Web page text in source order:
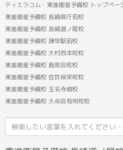
ティエラコム・東進衛星予備校 トップペー
東進衛星予備校 長崎県庁前校
東進衛星予備校 長崎道ノ尾校
東進衛星予備校 諫早駅前校
東進衛星予備校 大村西本町校
東進衛星予備校 島原田町校
東進衛星予備校 佐世保栄町校
東進衛星予備校 玉名寺畑校
東進衛星予備校 大牟田有明町校
索
結